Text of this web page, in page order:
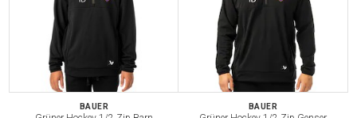
BAUER BAUER